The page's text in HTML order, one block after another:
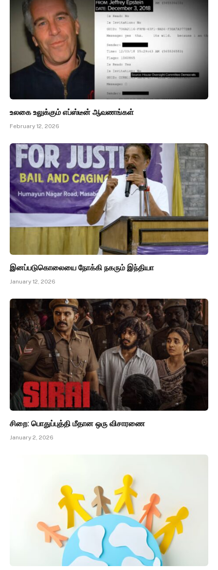
உலகை உலுக்கும் எப்ஸ்டீன் ஆவணங்கள்
February 12, 2026
இனப்படுகொலையை நோக்கி நகரும் இந்தியா
January 12, 2026
சிறை: பொதுப்புத்தி மீதான ஒரு விசாரணை
January 2, 2026